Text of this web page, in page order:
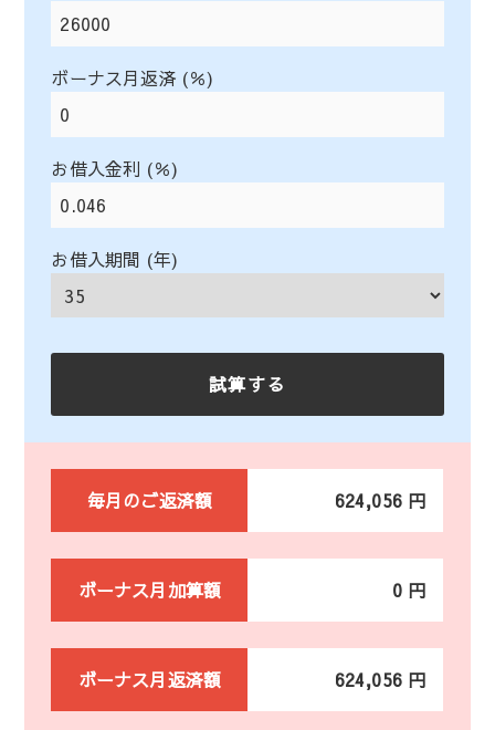
ボーナス月返済 (％)
お借入金利 (％)
お借入期間 (年)
毎月のご返済額 624,056 円
ボーナス月加算額 0 円
ボーナス月返済額 624,056 円